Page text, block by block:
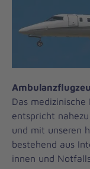
Das
entspricht
und mit unseren
bestehend aus
innen und